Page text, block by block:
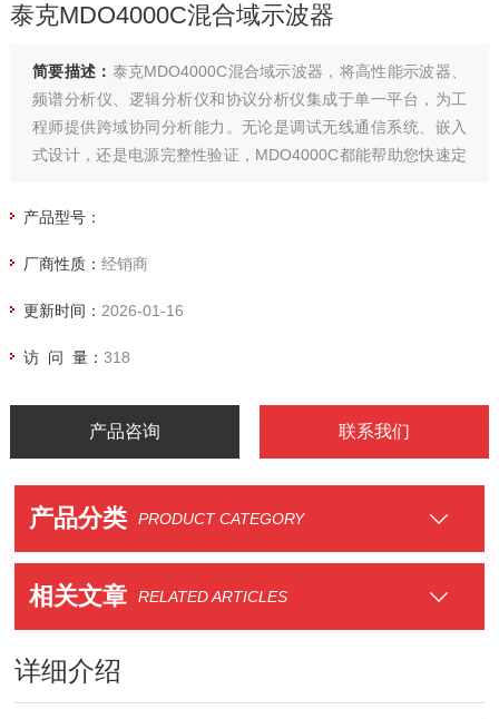
泰克MDO4000C混合域示波器
简要描述： 泰克MDO4000C混合域示波器，将高性能示波器、
频谱分析仪、逻辑分析仪和协议分析仪集成于单一平台，为工
程师提供跨域协同分析能力。无论是调试无线通信系统、嵌入
式设计，还是电源完整性验证，MDO4000C都能帮助您快速定
产品型号：
厂商性质： 经销商
更新时间： 2026-01-16
访 问 量： 318
产品咨询 联系我们
产品分类 PRODUCT CATEGORY
相关文章 RELATED ARTICLES
详细介绍